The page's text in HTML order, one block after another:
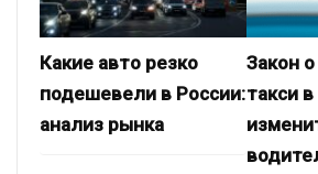
Какие авто резко
подешевели в России:
анализ рынка
Закон
такси